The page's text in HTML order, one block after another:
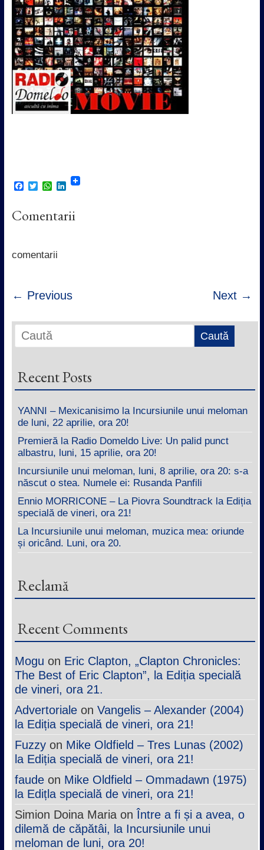
F
e
b
k
T
t
t
W
t
s
p
L
k
e
Comentarii
comentarii
← Previous Next →
Recent Posts
YANNI – Mexicanisimo la Incursiunile unui meloman
de luni, 22 aprilie, ora 20!
Premieră la Radio Domeldo Live: Un palid punct
albastru, luni, 15 aprilie, ora 20!
Incursiunile unui meloman, luni, 8 aprilie, ora 20: s-a
născut o stea. Numele ei: Rusanda Panfili
Ennio MORRICONE – La Piovra Soundtrack la Ediția
specială de vineri, ora 21!
La Incursiunile unui meloman, muzica mea: oriunde
și oricând. Luni, ora 20.
Reclamă
Recent Comments
Mogu on Eric Clapton, „Clapton Chronicles:
The Best of Eric Clapton”, la Ediția specială
de vineri, ora 21.
Advertorialeon Vangelis – Alexander (2004)
la Ediția specială de vineri, ora 21!
Fuzzyon Mike Oldfield – Tres Lunas (2002)
la Ediția specială de vineri, ora 21!
faudeon Mike Oldfield – Ommadawn (1975)
la Edițla specială de vineri, ora 21!
Simion Doina MariaonÎntre a fi și a avea, o
dilemă de căpătâi, la Incursiunile unui
meloman de luni, ora 20!